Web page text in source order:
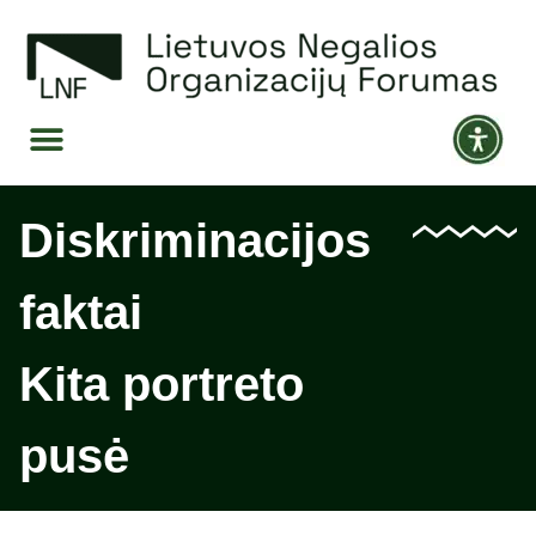
Diskriminacijos
faktai
Kita portreto
pusė